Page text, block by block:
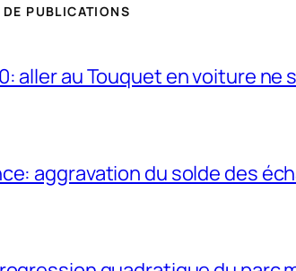
DE PUBLICATIONS
aller au Touquet en voiture ne
aggravation du solde des